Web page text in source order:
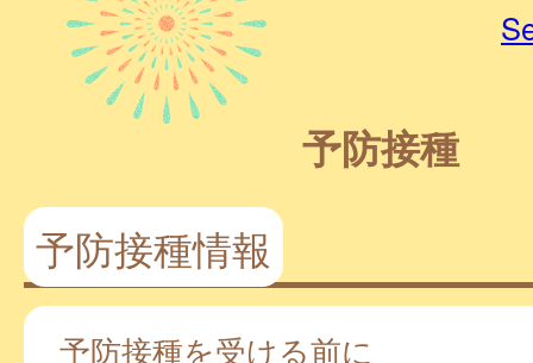
予防接種
予防接種情報
予防接種を受ける前に